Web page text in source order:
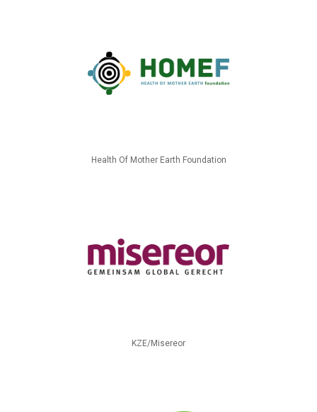
Health Of Mother Earth Foundation
KZE/Misereor